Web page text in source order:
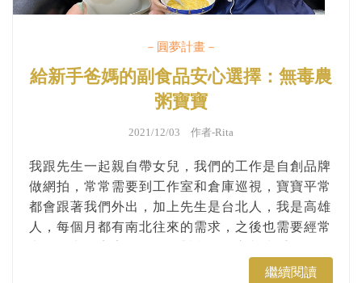
－圓夢計畫－
給新手爸媽的副食品安心選擇：無毒農
粥寶寶
2021/12/03 作者-Rita
我跟先生一起親自帶女兒，我們的工作是自創品牌
做網拍，常常需要到工作室和倉庫巡視，寶寶平常
都會跟著我們外出，加上先生是台北人，我是高雄
人，每個月都有南北往來的需求，之後也需要經常
能說無毒農粥寶寶的副食品，真的是媽咪們的神隊
繼續閱讀